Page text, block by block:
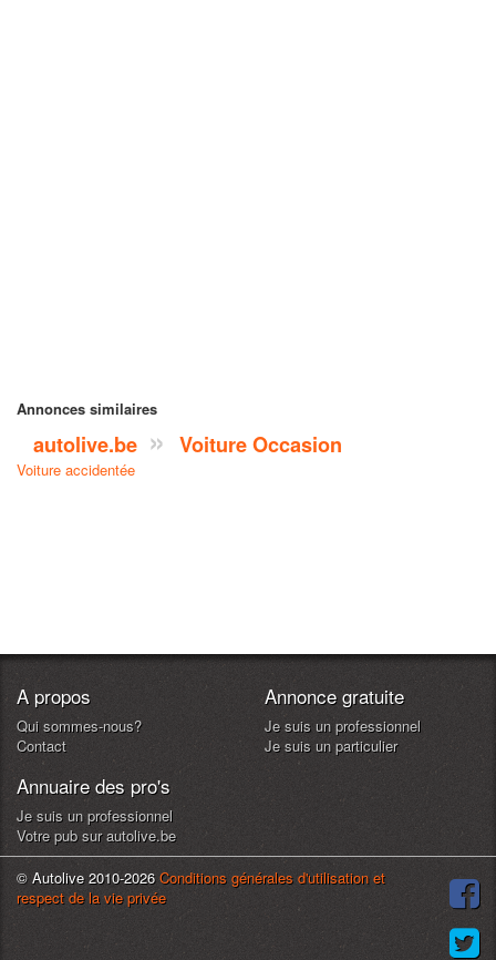
Annonces similaires
autolive.be Voiture Occasion
Voiture accidentée
A propos
Qui sommes-nous?
Contact
Annonce gratuite
Je suis un professionnel
Je suis un particulier
Annuaire des pro's
Je suis un professionnel
Votre pub sur autolive.be
© Autolive 2010-2026Conditions générales d'utilisation et
respect de la vie privée